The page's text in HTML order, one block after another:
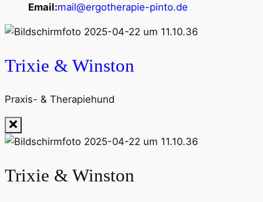
Email:mail@ergotherapie-pinto.de
Trixie & Winston
Praxis- & Therapiehund
Trixie & Winston